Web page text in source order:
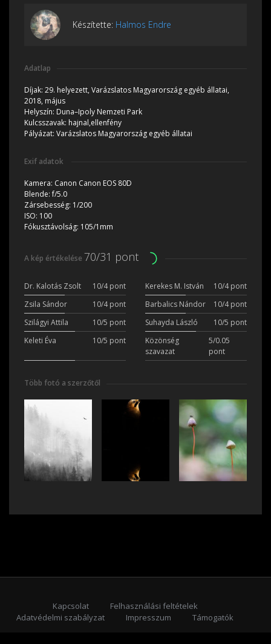
Készítette: Halmos Endre
Adatlap
Díjak: 29. helyezett, Varázslatos Magyarország egyéb állatai,
2018, május
Helyszín: Duna–Ipoly Nemzeti Park
Kulcsszavak: hajnal,ellenfény
Pályázat: Varázslatos Magyarország egyéb állatai
Exif adatok
Kamera: Canon Canon EOS 80D
Blende:f/5.0
Zársebesség: 1/200
ISO: 100
Fókusztávolság: 105/1mm
A kép értékelése 70/31 pont
Dr. Kalotás Zsolt 10/4 pont Kerekes M. István
10/4 pont
Zsila Sándor
10/4 pont Barbalics Nándor
10/4 pont
Szilágyi Attila
10/5 pont Suhayda László
10/5 pont
Keleti Éva
10/5 pont
Közönség
szavazat
5/0.05
pont
Több fotó a szerzőtől
Kapcsolat
Felhasználási feltételek
Adatvédelmi szabályzat
Impresszum
Támogatók